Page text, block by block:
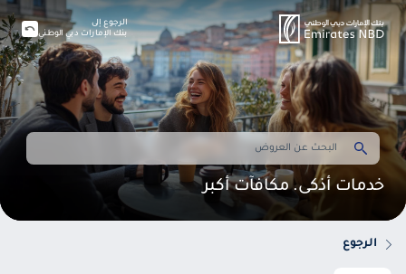
خدمات أذكى. مكافآت أكبر
الرجوع إلى
بنك الإمارات دبي الوطني
الرجوع